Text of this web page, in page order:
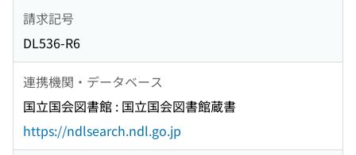
請求記号
DL536-R6
連携機関・データベース
国立国会図書館 : 国立国会図書館蔵書
https://ndlsearch.ndl.go.jp